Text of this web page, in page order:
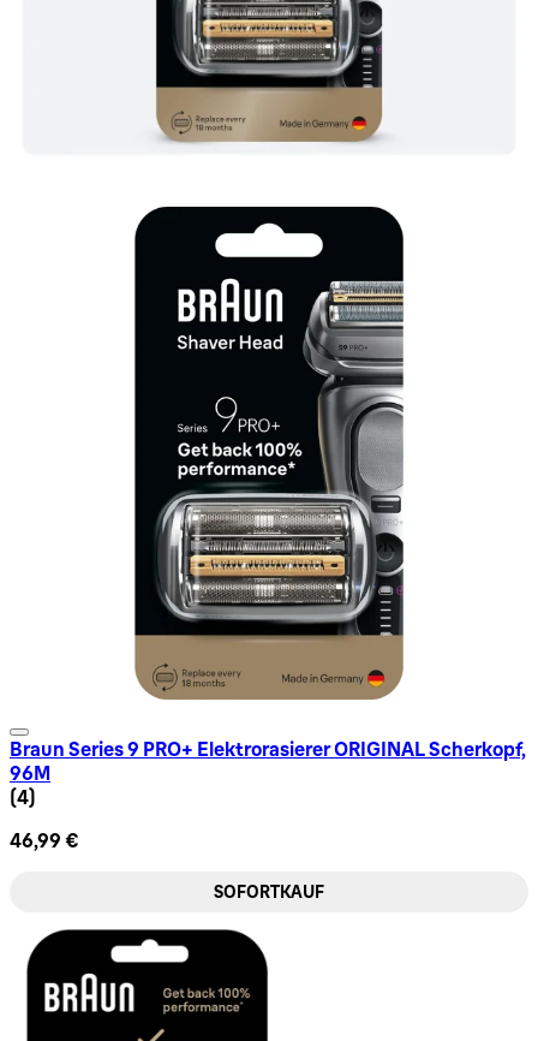
Braun Series 9 PRO+ Elektrorasierer ORIGINAL Scherkopf,
96M
3 Sternbewertung basierend auf 4 Bewertungen
(4)
46,99 €
SOFORTKAUF